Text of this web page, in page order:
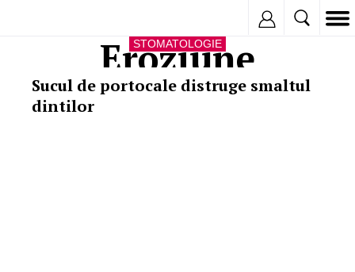
Eroziune
STOMATOLOGIE
Sucul de portocale distruge smaltul
dintilor